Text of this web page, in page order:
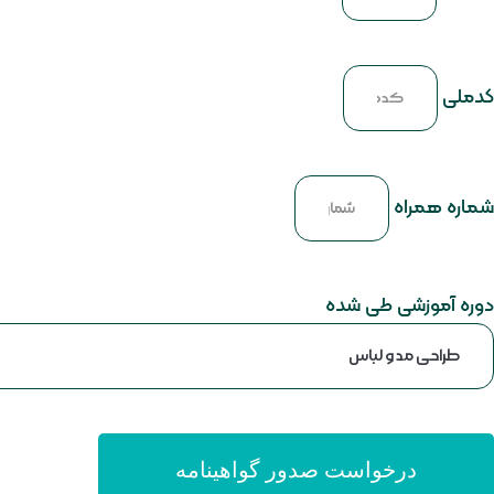
کدملی
شماره همراه
دوره آموزشی طی شده
درخواست صدور گواهینامه